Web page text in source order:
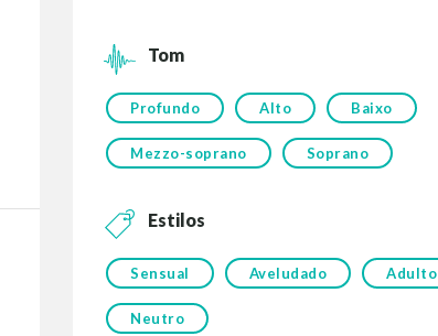
Tom
Profundo Alto Baixo
Mezzo-soprano Soprano
Estilos
Sensual Aveludado Adulto
Neutro